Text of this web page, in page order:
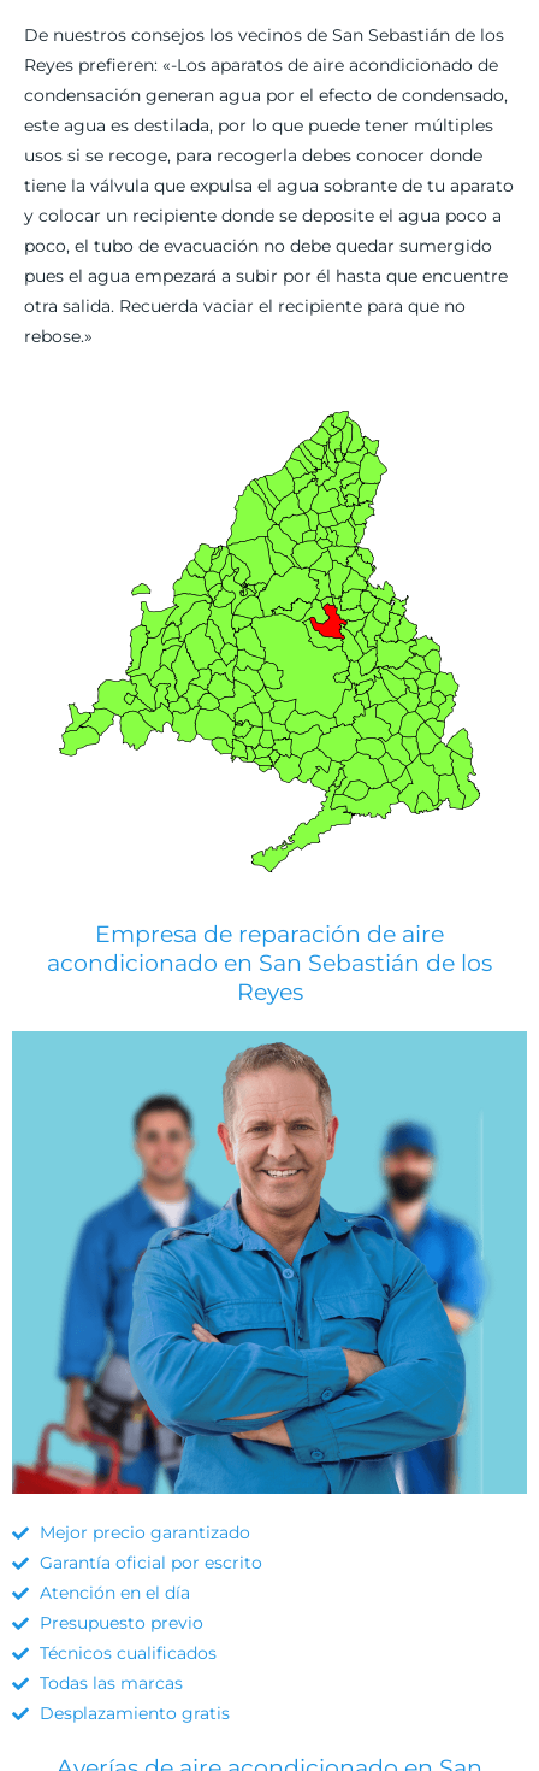
De nuestros consejos los vecinos de San Sebastián de los
Reyes prefieren: «-Los aparatos de aire acondicionado de
condensación generan agua por el efecto de condensado,
este agua es destilada, por lo que puede tener múltiples
usos si se recoge, para recogerla debes conocer donde
tiene la válvula que expulsa el agua sobrante de tu aparato
y colocar un recipiente donde se deposite el agua poco a
poco, el tubo de evacuación no debe quedar sumergido
pues el agua empezará a subir por él hasta que encuentre
otra salida. Recuerda vaciar el recipiente para que no
rebose.»
Empresa de reparación de aire
acondicionado en San Sebastián de los
Reyes
Mejor precio garantizado
Garantía oficial por escrito
Atención en el día
Presupuesto previo
Técnicos cualificados
Todas las marcas
Desplazamiento gratis